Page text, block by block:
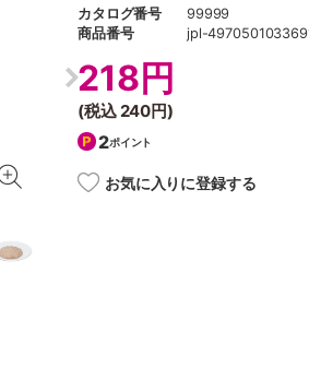
カタログ番号
99999
商品番号
jpl-
218円
(税込240円)
2ポイント
お気に入りに登録する